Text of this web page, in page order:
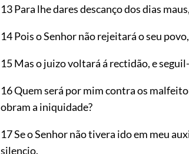
13 Para lhe dares descanço dos dias
14 Pois o Senhor não rejeitará o seu
15 Mas o juizo voltará á rectidão, e
16 Quem será por mim contra os
obram a iniquidade?
17 Se o Senhor não tivera ido em meu
silencio.